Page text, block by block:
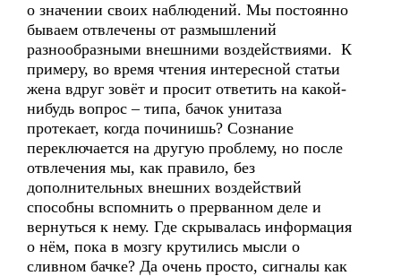
о значении своих наблюдений. Мы постоянно
бываем отвлечены от размышлений
разнообразными внешними воздействиями. К
примеру, во время чтения интересной статьи
жена вдруг зовёт и просит ответить на какой-
нибудь вопрос – типа, бачок унитаза
протекает, когда починишь? Сознание
переключается на другую проблему, но после
отвлечения мы, как правило, без
дополнительных внешних воздействий
способны вспомнить о прерванном деле и
вернуться к нему. Где скрывалась информация
о нём, пока в мозгу крутились мысли о
сливном бачке? Да очень просто, сигналы как